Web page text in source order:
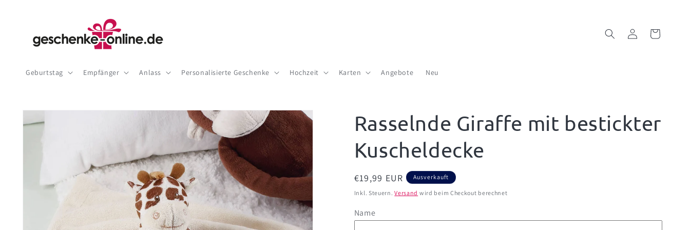
Geburtstag Empfänger Anlass Personalisierte Geschenke Hochzeit Karten Angebote Neu
EinloggenWarenkorb
Zu
Produktinformationen
Rasselnde Giraffe mit bestickter
Kuscheldecke
Normaler
Preis
€19,99 EUR Ausverkauft
Inkl. Steuern.Versand wird beim Checkout berechnet
Name